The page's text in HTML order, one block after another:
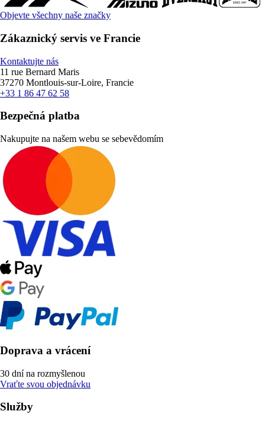
Objevte všechny naše značky
Zákaznický servis ve Francie
Kontaktujte nás
11 rue Bernard Maris
37270 Montlouis-sur-Loire, Francie
+33 1 86 47 62 58
Bezpečná platba
Nakupujte na našem webu se sebevědomím
Doprava a vrácení
30 dní na rozmyšlenou
Vraťte svou objednávku
Služby